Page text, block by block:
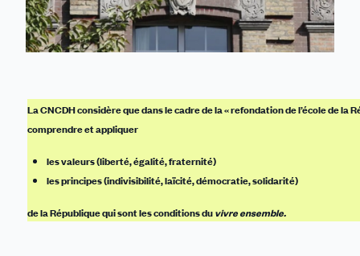
La CNCDH considère que dans le cadre de la « refondation de l’école de
comprendre et appliquer
les valeurs (liberté, égalité, fraternité)
les principes (indivisibilité, laïcité, démocratie, solidarité)
de la République qui sont les conditions duvivre ensemble.